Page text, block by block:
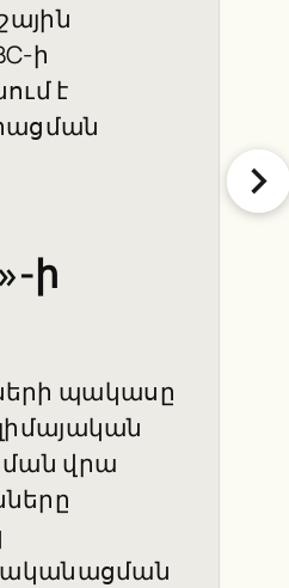
ի
է
ի
պակասը
վրա